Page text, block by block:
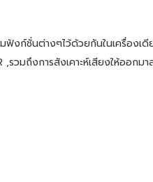
ก์ชั่นต่างๆไว้ด้วยกันในเครื่องเดี
,รวมถึงการสังเคาะห์เสียงให้ออ